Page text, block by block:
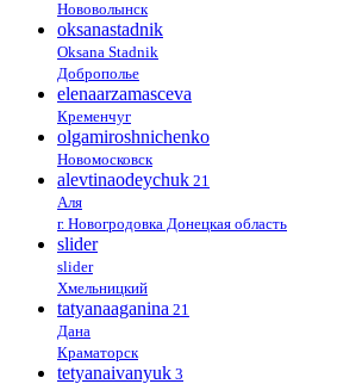
Нововолынск
oksanastadnik
Oksana Stadnik
Доброполье
elenaarzamasceva
Кременчуг
olgamiroshnichenko
Новомосковск
alevtinaodeychuk 21
Аля
г. Новогродовка Донецкая область
slider
slider
Хмельницкий
tatyanaaganina 21
Дана
Краматорск
tetyanaivanyuk 3